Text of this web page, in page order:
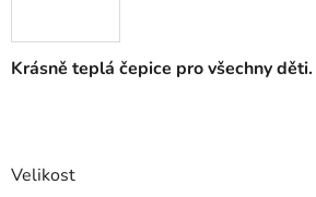
Krásně teplá čepice pro všechny děti.
Velikost